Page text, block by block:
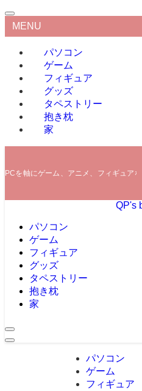
MENU
パソコン
ゲーム
フィギュア
グッズ
タペストリー
抱き枕
家
PCを軸にゲーム、アニメ、フィギュア
QP's
パソコン
ゲーム
フィギュア
グッズ
タペストリー
抱き枕
家
パソコン
ゲーム
フィギュア